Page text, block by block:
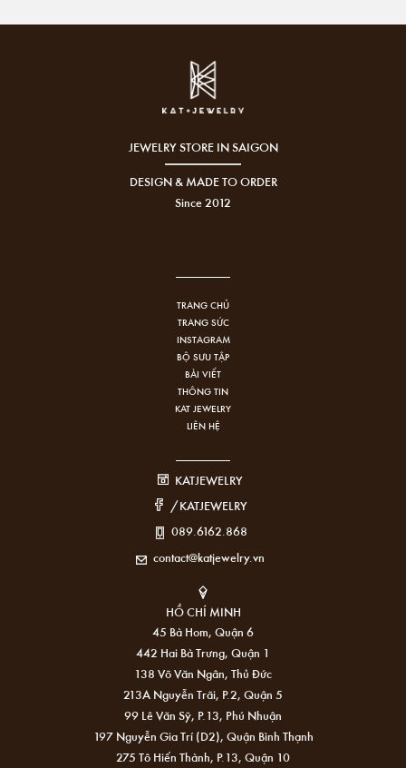
JEWELRY STORE IN SAIGON
DESIGN & MADE TO ORDER
Since 2012
TRANG CHỦ
TRANG SỨC
INSTAGRAM
BỘ SƯU TẬP
BÀI VIẾT
THÔNG TIN
KAT JEWELRY
LIÊN HỆ
KATJEWELRY
/KATJEWELRY
089.6162.868
contact@katjewelry.vn
HỒ CHÍ MINH
45 Bà Hom, Quận 6
442 Hai Bà Trưng, Quận 1
138 Võ Văn Ngân, Thủ Đức
213A Nguyễn Trãi, P.2, Quận 5
99 Lê Văn Sỹ, P.13, Phú Nhuận
197 Nguyễn Gia Trí (D2), Quận Bình Thạnh
275 Tô Hiến Thành, P.13, Quận 10